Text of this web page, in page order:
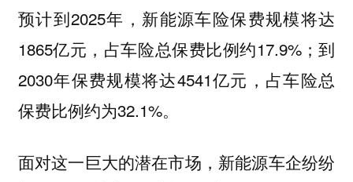
预计到2025年，新能源车险保费规模将达
1865亿元，占车险总保费比例约17.9%；到
2030年保费规模将达4541亿元，占车险总
保费比例约为32.1%。
面对这一巨大的潜在市场，新能源车企纷纷